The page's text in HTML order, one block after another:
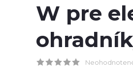
W pre